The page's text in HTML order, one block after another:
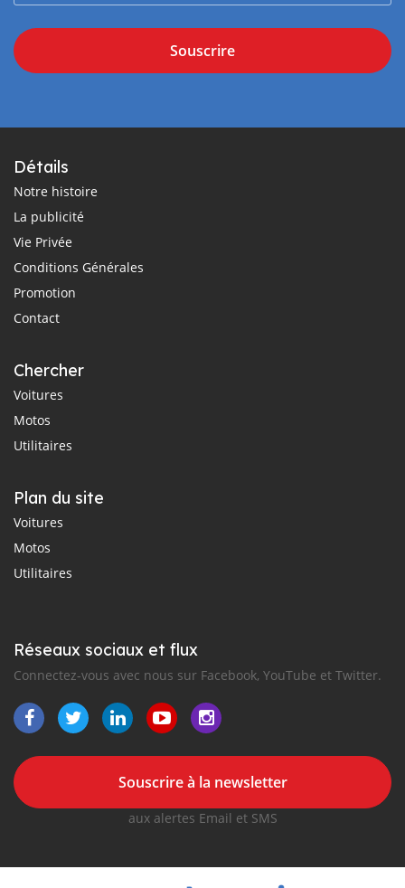
Souscrire
Détails
Notre histoire
La publicité
Vie Privée
Conditions Générales
Promotion
Contact
Chercher
Voitures
Motos
Utilitaires
Plan du site
Voitures
Motos
Utilitaires
Réseaux sociaux et flux
Connectez-vous avec nous sur Facebook, YouTube et Twitter.
Souscrire à la newsletter
aux alertes Email et SMS